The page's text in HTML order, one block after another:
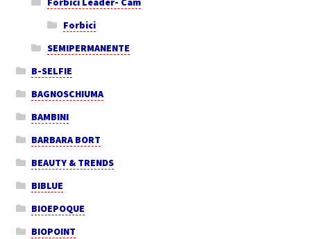
Forbici
SEMIPERMANENTE
B-SELFIE
BAGNOSCHIUMA
BAMBINI
BARBARA BORT
BEAUTY & TRENDS
BIBLUE
BIOEPOQUE
BIOPOINT